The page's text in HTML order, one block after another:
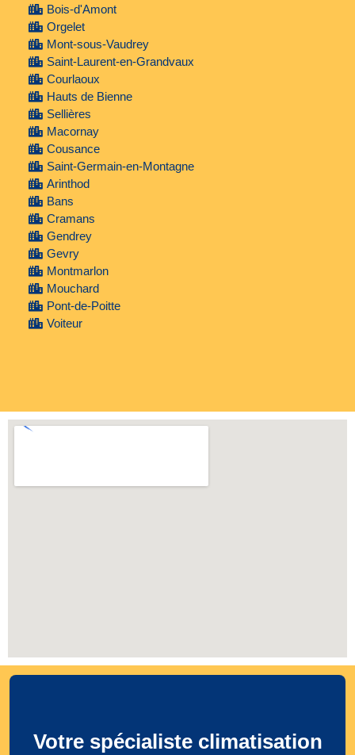
Bois-d'Amont
Orgelet
Mont-sous-Vaudrey
Saint-Laurent-en-Grandvaux
Courlaoux
Hauts de Bienne
Sellières
Macornay
Cousance
Saint-Germain-en-Montagne
Arinthod
Bans
Cramans
Gendrey
Gevry
Montmarlon
Mouchard
Pont-de-Poitte
Voiteur
Votre spécialiste climatisation